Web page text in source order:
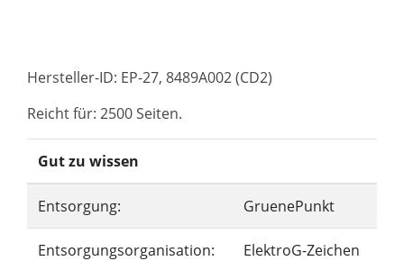
Hersteller-ID: EP-27, 8489A002 (CD2)
Reicht für: 2500 Seiten.
Gut zu wissen
Entsorgung: GruenePunkt
Entsorgungsorganisation: ElektroG-Zeichen